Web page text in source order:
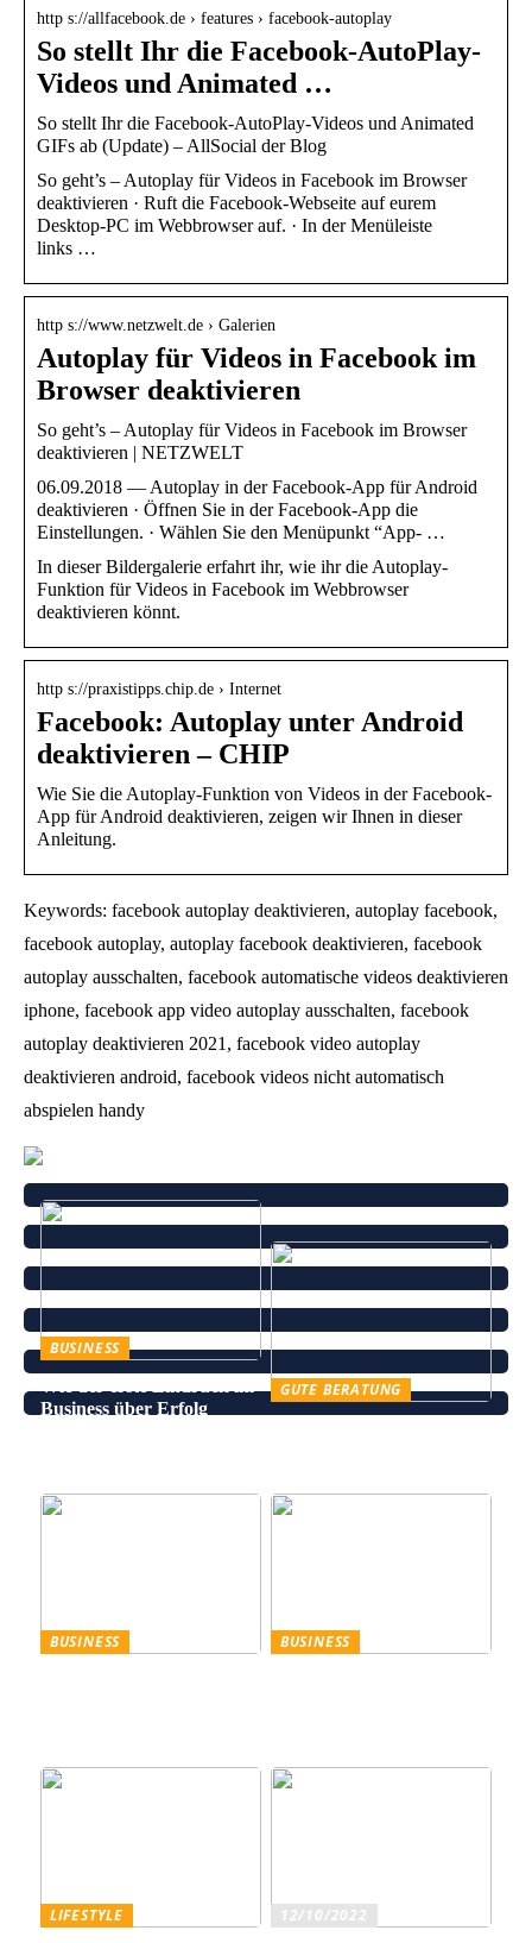
http s://allfacebook.de › features › facebook-autoplay
So stellt Ihr die Facebook-AutoPlay-
Videos und Animated …
So stellt Ihr die Facebook-AutoPlay-Videos und Animated
GIFs ab (Update) – AllSocial der Blog
So geht’s – Autoplay für Videos in Facebook im Browser
deaktivieren · Ruft die Facebook-Webseite auf eurem
Desktop-PC im Webbrowser auf. · In der Menüleiste
links …
http s://www.netzwelt.de › Galerien
Autoplay für Videos in Facebook im
Browser deaktivieren
So geht’s – Autoplay für Videos in Facebook im Browser
deaktivieren | NETZWELT
06.09.2018 — Autoplay in der Facebook-App für Android
deaktivieren · Öffnen Sie in der Facebook-App die
Einstellungen. · Wählen Sie den Menüpunkt “App- …
In dieser Bildergalerie erfahrt ihr, wie ihr die Autoplay-
Funktion für Videos in Facebook im Webbrowser
deaktivieren könnt.
http s://praxistipps.chip.de › Internet
Facebook: Autoplay unter Android
deaktivieren – CHIP
Wie Sie die Autoplay-Funktion von Videos in der Facebook-
App für Android deaktivieren, zeigen wir Ihnen in dieser
Anleitung.
Keywords: facebook autoplay deaktivieren, autoplay facebook,
facebook autoplay, autoplay facebook deaktivieren, facebook
autoplay ausschalten, facebook automatische videos deaktivieren
iphone, facebook app video autoplay ausschalten, facebook
autoplay deaktivieren 2021, facebook video autoplay
deaktivieren android, facebook videos nicht automatisch
abspielen handy
BUSINESS
Business über Erfolg
GUTE BERATUNG
BUSINESS
BUSINESS
LIFESTYLE 12/10/2022